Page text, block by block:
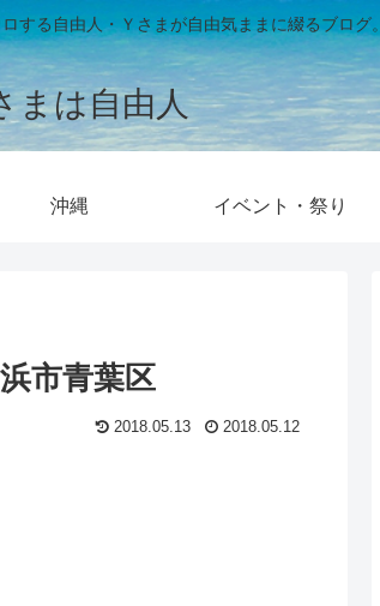
する自由人・Ｙさまが自由気ままに綴るブログ。
まは自由人
沖縄 イベント・祭り
市青葉区
2018.05.13 2018.05.12